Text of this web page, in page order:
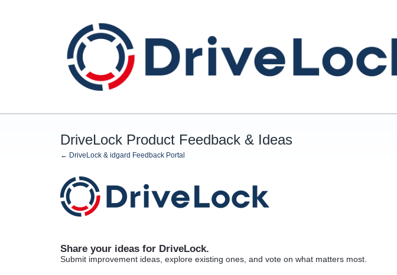
DriveLock Product Feedback & Ideas
← DriveLock & idgard Feedback Portal
Share your ideas for DriveLock.
Submit improvement ideas, explore existing ones, and vote on what matters most.